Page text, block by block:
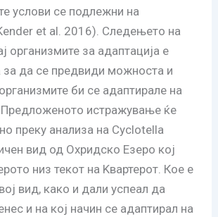
услови се подлежни на
et al. 2016). Следењето на
организмите за адаптација е
да се предвиди можноста и
би се адаптирале на
Предложеното истражување ќе
преку анализа на Cyclotella
вид од Охридско Езеро кој
низ текот на Kвартерот. Кое е
вид, како и дали успеал да
и на кој начин се адаптирал на